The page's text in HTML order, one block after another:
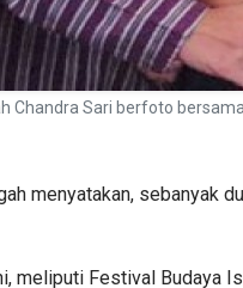
Sari berfoto
menyatakan,
Festival Budaya